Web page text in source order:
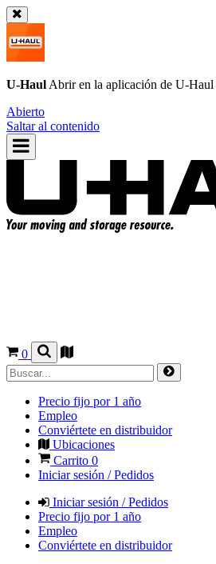
U-Haul Abrir en la aplicación de U-Haul
Abierto
Saltar al contenido
0
Precio fijo por 1 año
Empleo
Conviértete en distribuidor
Ubicaciones
Carrito 0
Iniciar sesión / Pedidos
Iniciar sesión / Pedidos
Precio fijo por 1 año
Empleo
Conviértete en distribuidor